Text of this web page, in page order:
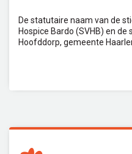
De statutaire naam van de
Hospice Bardo (SVHB) en
Hoofddorp, gemeente